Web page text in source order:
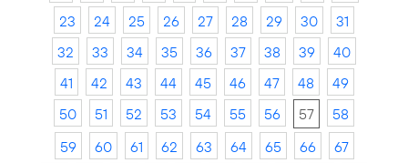
23
24 25 26 27 28 29 30
31
32
33 34 35 36 37 38 39
40
41
42 43 44 45 46 47 48
49
50
51 52 53 54 55 56 57
58
59
60 61 62 63 64 65 66
67